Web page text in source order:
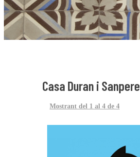
Casa Duran i Sanpere
Mostrant del 1 al 4 de 4